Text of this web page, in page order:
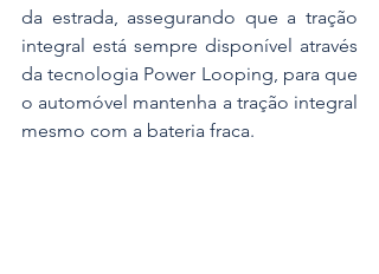
da estrada, assegurando que a tração
integral está sempre disponível através
da tecnologia Power Looping, para que
o automóvel mantenha a tração integral
mesmo com a bateria fraca.